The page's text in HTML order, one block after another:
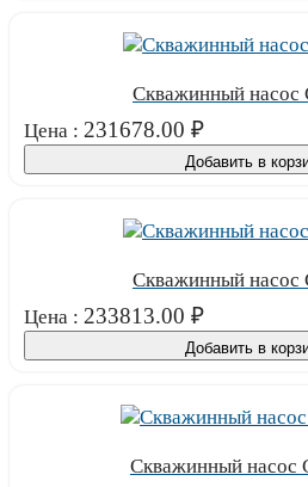
Скважинный насос
Цена : 231678.00 ₽
Добавить в
Скважинный насос
Цена : 233813.00 ₽
Добавить в
Скважинный насос